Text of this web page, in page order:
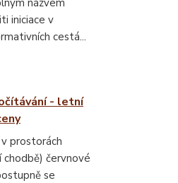
názvem
iniciace v
cestá...
- letní
prostorách
červnové
se